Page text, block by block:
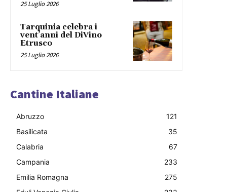
25 Luglio 2026
Tarquinia celebra i
vent’anni del DiVino
Etrusco
25 Luglio 2026
Cantine Italiane
Abruzzo
121
Basilicata
35
Calabria
67
Campania
233
Emilia Romagna
275